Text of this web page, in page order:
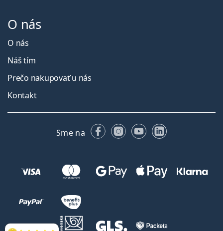
O nás
O nás
Náš tím
Prečo nakupovať u nás
Kontakt
Sme na FacebookuInstagrame
YouTubeLinkedIn